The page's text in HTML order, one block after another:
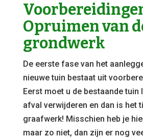
Opruimen van
grondwerk
De eerste fase van het
nieuwe tuin bestaat uit
Eerst moet u de bestaande tuin
afval verwijderen en dan is het
graafwerk! Misschien heb je
maar zo niet, dan zijn er nog